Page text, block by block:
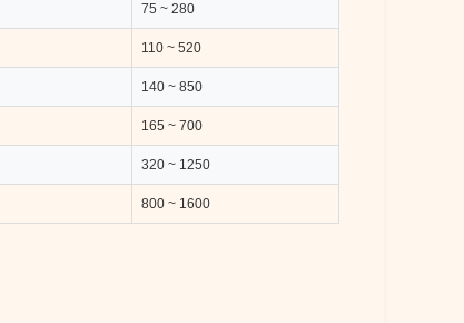
75 ~ 280
110 ~ 520
140 ~ 850
165 ~ 700
320 ~ 1250
800 ~ 1600